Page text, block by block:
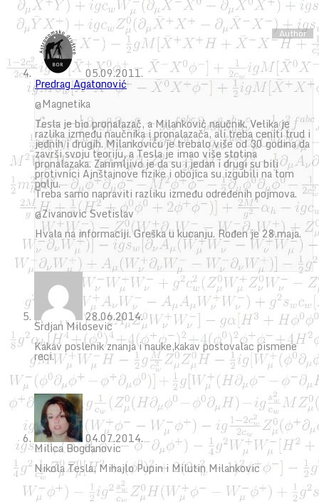
05.09.2011.
Predrag Agatonović
@Magnetika
Tesla je bio pronalazač, a Milanković naučnik. Velika je
razlika između naučnika i pronalazača, ali treba ceniti trud i
jednih i drugih. Milankoviću je trebalo više od 30 godina da
završi svoju teoriju, a Tesla je imao više stotina
pronalazaka. Zanimljivo je da su i jedan i drugi su bili
protivnici Ajnštajnove fizike i obojica su izgubili na tom
polju.
Treba samo napraviti razliku između određenih pojmova.
@Zivanovic Svetislav
Hvala na informaciji. Greška u kucanju. Rođen je 28.maja.
28.06.2014.
Srdjan Milosevic
Kakav poslenik znanja i nauke,kakav postovalac pismene
reci.
04.07.2014.
Milica Bogdanovic
Nikola Tesla, Mihajlo Pupin i Milutin Milankovic